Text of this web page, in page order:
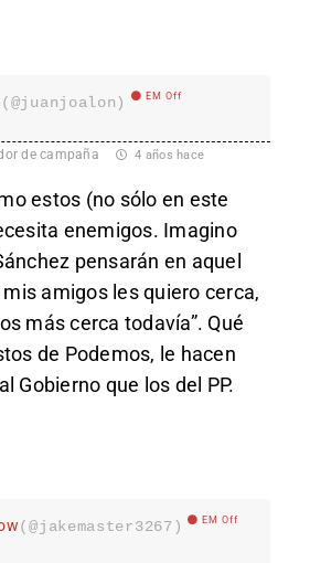
(@juanjoalon) EM Off
de campaña 4 años hace
estos (no sólo en este
enemigos. Imagino
pensarán en aquel
mis amigos les quiero cerca,
más cerca todavía”. Qué
de Podemos, le hacen
Gobierno que los del PP.
(@jakemaster3267) EM Off